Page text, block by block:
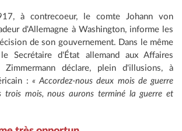
à contrecoeur, le comte Johann von
d'Allemagne à Washington, informe les
de son gouvernement. Dans le même
Secrétaire d'État allemand aux Affaires
Zimmermann déclare, plein d'illusions, à
: « Accordez-nous deux mois de guerre
trois mois, nous aurons terminé la guerre et